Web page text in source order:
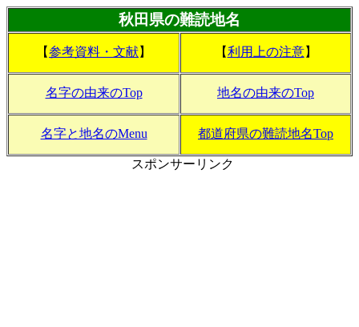
秋田県の難読地名
【参考資料・文献】 【利用上の注意】
名字の由来のTop 地名の由来のTop
名字と地名のMenu 都道府県の難読地名Top
スポンサーリンク